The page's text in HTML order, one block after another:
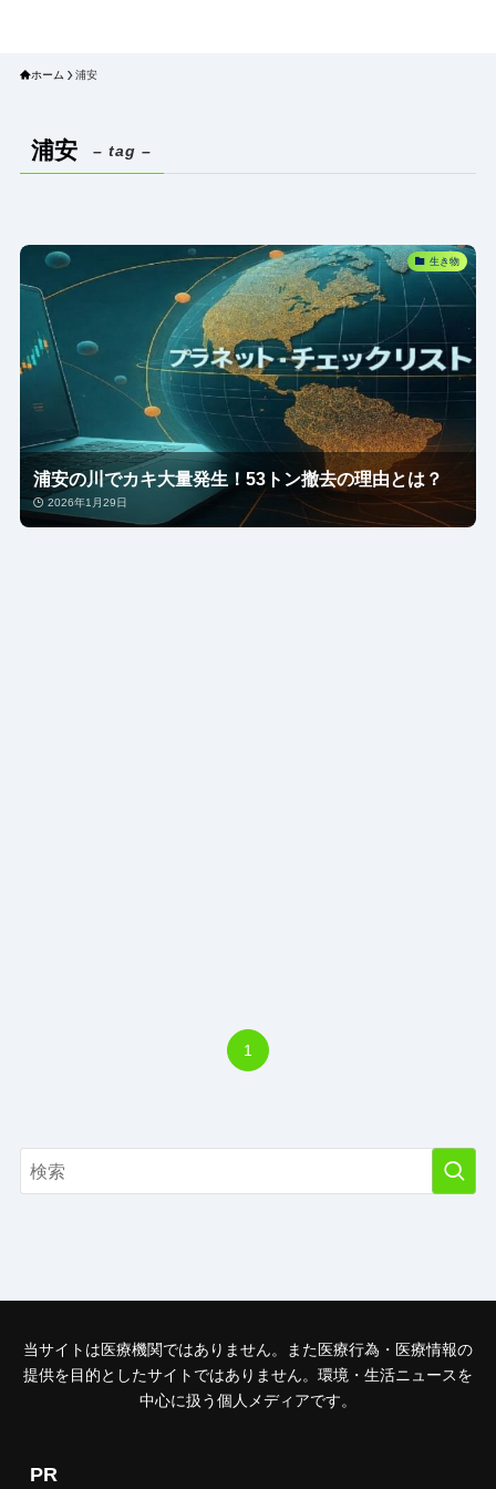
ホーム 浦安
浦安 – tag –
生き物
浦安の川でカキ大量発生！53トン撤去の理由とは？
2026年1月29日
1
当サイトは医療機関ではありません。また医療行為・医療情報の
提供を目的としたサイトではありません。環境・生活ニュースを
中心に扱う個人メディアです。
PR